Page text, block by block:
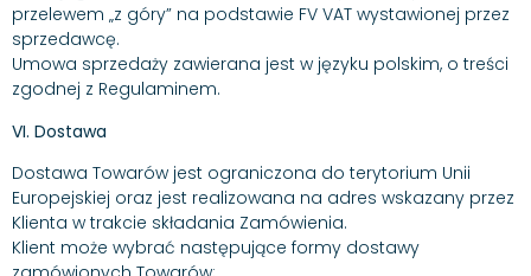
przelewem „z góry” na podstawie FV VAT wystawionej przez
sprzedawcę.
Umowa sprzedaży zawierana jest w języku polskim, o treści
zgodnej z Regulaminem.
VI. Dostawa
Dostawa Towarów jest ograniczona do terytorium Unii
Europejskiej oraz jest realizowana na adres wskazany przez
Klienta w trakcie składania Zamówienia.
Klient może wybrać następujące formy dostawy